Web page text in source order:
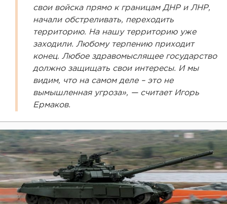
свои войска прямо к границам ДНР и ЛНР,
начали обстреливать, переходить
территорию. На нашу территорию уже
заходили. Любому терпению приходит
конец. Любое здравомыслящее государство
должно защищать свои интересы. И мы
видим, что на самом деле – это не
вымышленная угроза», — считает Игорь
Ермаков.